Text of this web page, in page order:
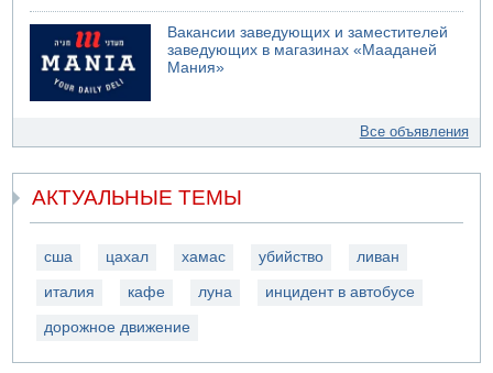
Вакансии заведующих и заместителей
заведующих в магазинах «Мааданей
Мания»
Все объявления
АКТУАЛЬНЫЕ ТЕМЫ
сша цахал хамас убийство ливан
италия кафе луна инцидент в автобусе
дорожное движение